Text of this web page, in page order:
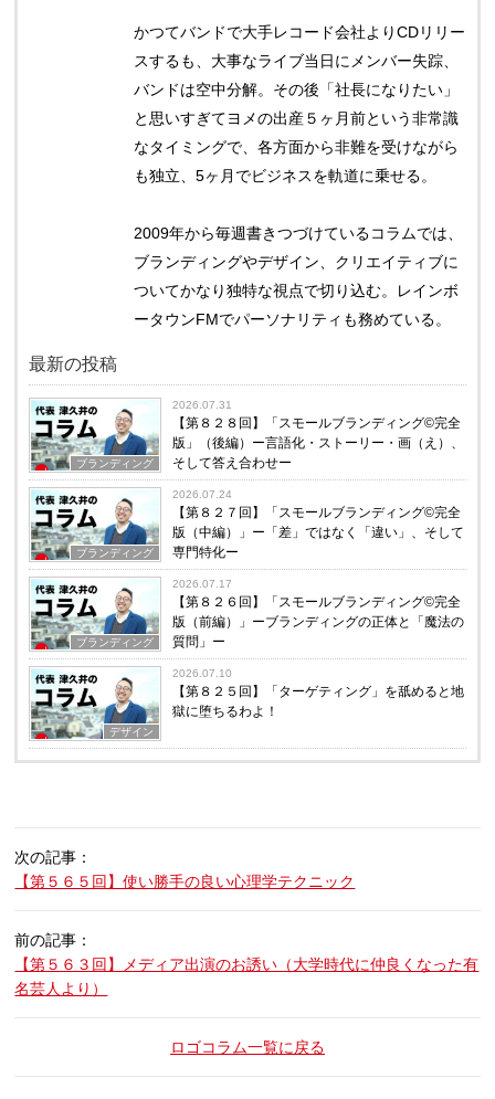
かつてバンドで大手レコード会社よりCDリリー
スするも、大事なライブ当日にメンバー失踪、
バンドは空中分解。その後「社長になりたい」
と思いすぎてヨメの出産５ヶ月前という非常識
なタイミングで、各方面から非難を受けながら
も独立、5ヶ月でビジネスを軌道に乗せる。
2009年から毎週書きつづけているコラムでは、
ブランディングやデザイン、クリエイティブに
ついてかなり独特な視点で切り込む。レインボ
ータウンFMでパーソナリティも務めている。
最新の投稿
ブランディング
2026.07.31
【第８２８回】「スモールブランディング©完全
版」（後編）ー言語化・ストーリー・画（え）、
そして答え合わせー
ブランディング
2026.07.24
【第８２７回】「スモールブランディング©完全
版（中編）」ー「差」ではなく「違い」、そして
専門特化ー
ブランディング
2026.07.17
【第８２６回】「スモールブランディング©完全
版（前編）」ーブランディングの正体と「魔法の
質問」ー
デザイン
2026.07.10
【第８２５回】「ターゲティング」を舐めると地
獄に堕ちるわよ！
次の記事：
【第５６５回】使い勝手の良い心理学テクニック
前の記事：
【第５６３回】メディア出演のお誘い（大学時代に仲良くなった有
名芸人より）
ロゴコラム一覧に戻る